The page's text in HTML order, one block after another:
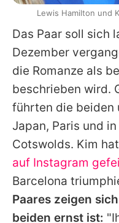
Das Paar soll sich
Dezember
die Romanze als
beschrieben wird.
führten die beiden
Japan, Paris und
Cotswolds. Kim
auf Instagram
Barcelona
Paares zeigen
beiden ernst ist:
Lewis Hamilton und